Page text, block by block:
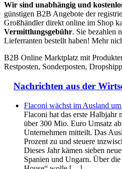
Wir sind unabhängig und
günstigen B2B Angebote der
Großhändler direkt online im Shop
Vermittlungsgebühr. Sie bezahlen
Lieferranten bestellt haben! Mehr
B2B Online Marktplatz mit
Restposten, Sonderposten,
Nachrichten aus der
Flaconi wächst im Ausland
Flaconi hat das erste Halbjahr
über 300 Mio. Euro Umsatz
Unternehmen mitteilt. Das
Prozent zu und steuere
Dieses Jahr kämen sieben
Spanien und Ungarn. Über